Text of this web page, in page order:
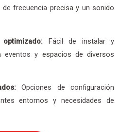
frecuencia precisa y un sonido
Fácil de instalar y
eventos y espacios de diversos
Opciones de configuración
entornos y necesidades de